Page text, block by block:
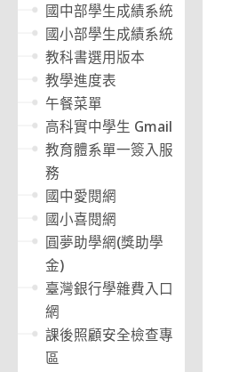
國中部學生成績系統
國小部學生成績系統
教科書選用版本
教學進度表
午餐菜單
高科實中學生 Gmail
教育體系單一簽入服
務
國中愛閱網
國小喜閱網
圓夢助學網(獎助學
金)
臺灣銀行學雜費入口
網
課後照顧安全檢查專
區